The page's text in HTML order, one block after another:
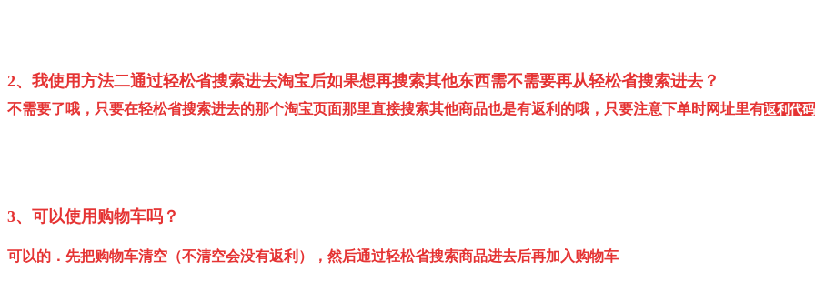
2、我使用方法二通过轻松省搜索进去淘宝后如果想再搜索其他东西需不需要再从轻松省搜索进去？
不需要了哦，只要在轻松省搜索进去的那个淘宝页面那里直接搜索其他商品也是有返利的哦，只要注意下单时网址里有返利代码
3、可以使用购物车吗？
可以的．先把购物车清空（不清空会没有返利），然后通过轻松省搜索商品进去后再加入购物车